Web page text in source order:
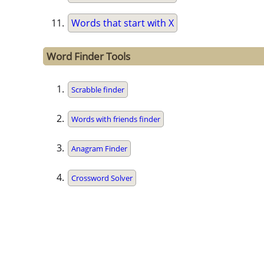
Words that start with X
Word Finder Tools
Scrabble finder
Words with friends finder
Anagram Finder
Crossword Solver